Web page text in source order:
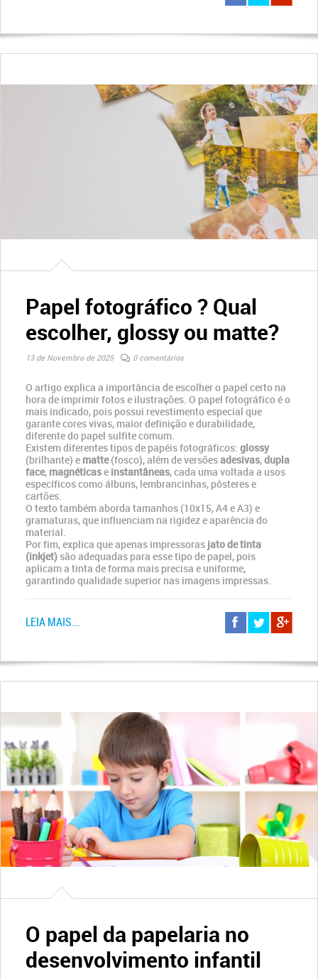
Papel fotográfico ? Qual
escolher, glossy ou matte?
13 de Novembro de 2025 0 comentários
O artigo explica a importância de escolher o papel certo na
hora de imprimir fotos e ilustrações. O papel fotográfico é o
mais indicado, pois possui revestimento especial que
garante cores vivas, maior definição e durabilidade,
diferente do papel sulfite comum.
Existem diferentes tipos de papéis fotográficos: glossy
(brilhante) e matte(fosco), além de versõesadesivas,dupla
face, magnéticase instantâneas, cada uma voltada a usos
específicos como álbuns, lembrancinhas, pôsteres e
cartões.
O texto também aborda tamanhos (10x15, A4 e A3) e
gramaturas, que influenciam na rigidez e aparência do
material.
Por fim, explica que apenas impressoras jato de tinta
(inkjet) são adequadas para esse tipo de papel, pois
aplicam a tinta de forma mais precisa e uniforme,
garantindo qualidade superior nas imagens impressas.
LEIA MAIS...
O papel da papelaria no
desenvolvimento infantil